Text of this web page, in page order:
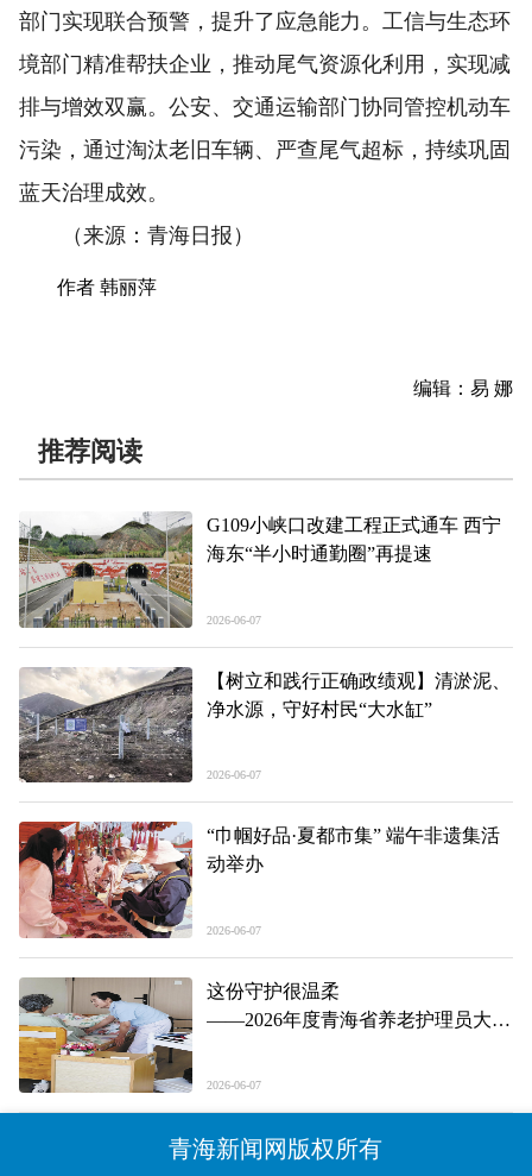
部门实现联合预警，提升了应急能力。工信与生态环
境部门精准帮扶企业，推动尾气资源化利用，实现减
排与增效双赢。公安、交通运输部门协同管控机动车
污染，通过淘汰老旧车辆、严查尾气超标，持续巩固
蓝天治理成效。
（来源：青海日报）
作者 韩丽萍
编辑：易 娜
推荐阅读
G109小峡口改建工程正式通车 西宁
海东“半小时通勤圈”再提速
2026-06-07
【树立和践行正确政绩观】清淤泥、
净水源，守好村民“大水缸”
2026-06-07
“巾帼好品·夏都市集” 端午非遗集活
动举办
2026-06-07
这份守护很温柔
——2026年度青海省养老护理员大赛
2026-06-07
青海新闻网版权所有